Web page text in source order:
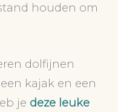
houden om
dolfijnen
kajak en een
je deze leuke